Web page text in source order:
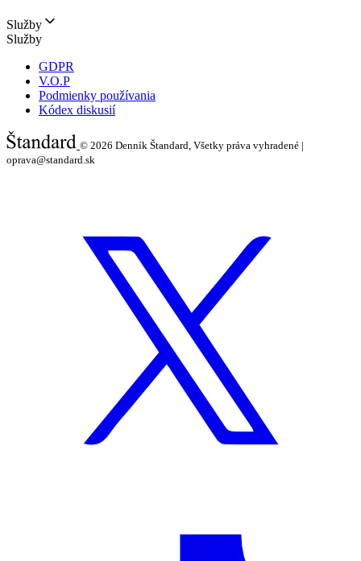
Služby
Služby
GDPR
V.O.P
Podmienky používania
Kódex diskusií
© 2026 Denník Štandard, Všetky práva vyhradené |
oprava@standard.sk